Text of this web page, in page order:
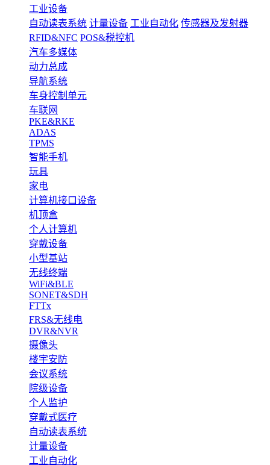
工业设备
自动读表系统 计量设备 工业自动化 传感器及发射器
RFID&NFC POS&税控机
汽车多媒体
动力总成
导航系统
车身控制单元
车联网
PKE&RKE
ADAS
TPMS
智能手机
玩具
家电
计算机接口设备
机顶盒
个人计算机
穿戴设备
小型基站
无线终端
WiFi&BLE
SONET&SDH
FTTx
FRS&无线电
DVR&NVR
摄像头
楼宇安防
会议系统
院级设备
个人监护
穿戴式医疗
自动读表系统
计量设备
工业自动化